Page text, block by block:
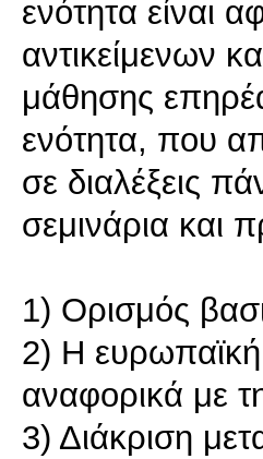
ενότητα είναι
αντικείμενων
μάθησης
ενότητα, που
σε διαλέξεις
σεμινάρια και
1) Ορισμός
2) Η ευρωπαϊκή
αναφορικά με
3) Διάκριση